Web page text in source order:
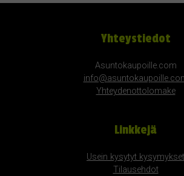
Yhteystiedot
Asuntokaupoille.com
Yhteydenottolomake
Linkkejä
Usein kysytyt kysymykset
Tilausehdot